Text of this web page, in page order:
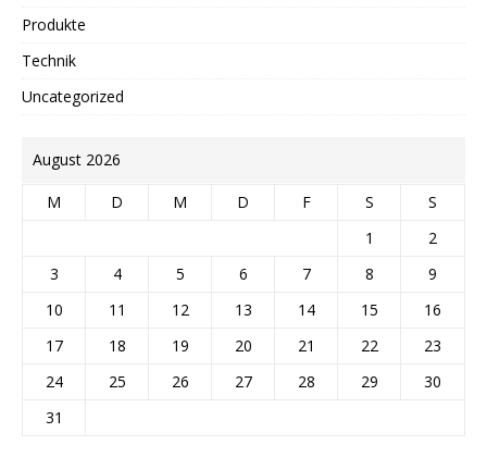
Produkte
Technik
Uncategorized
August 2026
M D M D F S
S
1
2
3
4 5 6 7 8
9
10
11 12 13 14 15
16
17
18 19 20 21 22
23
24
25 26 27 28 29
30
31